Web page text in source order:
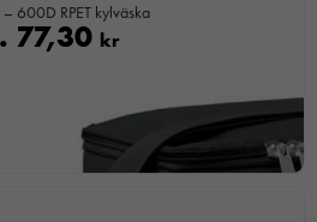
– 600D RPET kylväska
77,30 kr